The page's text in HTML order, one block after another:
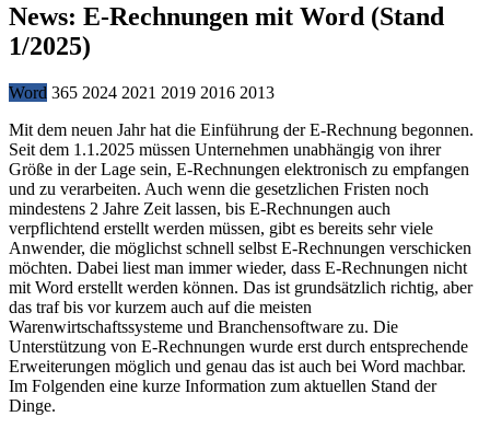
News: E-Rechnungen mit Word (Stand
1/2025)
Word 365 2024 2021 2019 2016 2013
Mit dem neuen Jahr hat die Einführung der E-Rechnung begonnen.
Seit dem 1.1.2025 müssen Unternehmen unabhängig von ihrer
Größe in der Lage sein, E-Rechnungen elektronisch zu empfangen
und zu verarbeiten. Auch wenn die gesetzlichen Fristen noch
mindestens 2 Jahre Zeit lassen, bis E-Rechnungen auch
verpflichtend erstellt werden müssen, gibt es bereits sehr viele
Anwender, die möglichst schnell selbst E-Rechnungen verschicken
möchten. Dabei liest man immer wieder, dass E-Rechnungen nicht
mit Word erstellt werden können. Das ist grundsätzlich richtig, aber
das traf bis vor kurzem auch auf die meisten
Warenwirtschaftssysteme und Branchensoftware zu. Die
Unterstützung von E-Rechnungen wurde erst durch entsprechende
Erweiterungen möglich und genau das ist auch bei Word machbar.
Im Folgenden eine kurze Information zum aktuellen Stand der
Dinge.